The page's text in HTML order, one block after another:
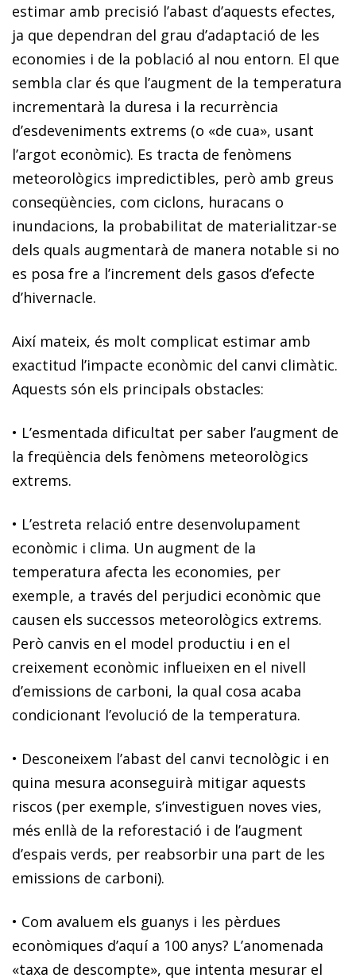
estimar amb precisió l’abast d’aquests efectes,
ja que dependran del grau d’adaptació de les
economies i de la població al nou entorn. El que
sembla clar és que l’augment de la temperatura
incrementarà la duresa i la recurrència
d’esdeveniments extrems (o «de cua», usant
l’argot econòmic). Es tracta de fenòmens
meteorològics impredictibles, però amb greus
conseqüències, com ciclons, huracans o
inundacions, la probabilitat de materialitzar-se
dels quals augmentarà de manera notable si no
es posa fre a l’increment dels gasos d’efecte
d’hivernacle.
Així mateix, és molt complicat estimar amb
exactitud l’impacte econòmic del canvi climàtic.
Aquests són els principals obstacles:
• L’esmentada dificultat per saber l’augment de
la freqüència dels fenòmens meteorològics
extrems.
• L’estreta relació entre desenvolupament
econòmic i clima. Un augment de la
temperatura afecta les economies, per
exemple, a través del perjudici econòmic que
causen els successos meteorològics extrems.
Però canvis en el model productiu i en el
creixement econòmic influeixen en el nivell
d’emissions de carboni, la qual cosa acaba
condicionant l’evolució de la temperatura.
• Desconeixem l’abast del canvi tecnològic i en
quina mesura aconseguirà mitigar aquests
riscos (per exemple, s’investiguen noves vies,
més enllà de la reforestació i de l’augment
d’espais verds, per reabsorbir una part de les
emissions de carboni).
• Com avaluem els guanys i les pèrdues
econòmiques d’aquí a 100 anys? L’anomenada
«taxa de descompte», que intenta mesurar el